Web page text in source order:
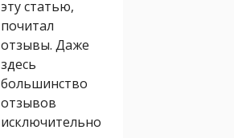
эту статью,
почитал
отзывы. Даже
здесь
большинство
отзывов
исключительно